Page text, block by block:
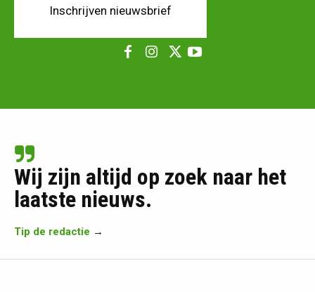
Inschrijven nieuwsbrief
Wij zijn altijd op zoek naar het
laatste nieuws.
Tip de redactie →